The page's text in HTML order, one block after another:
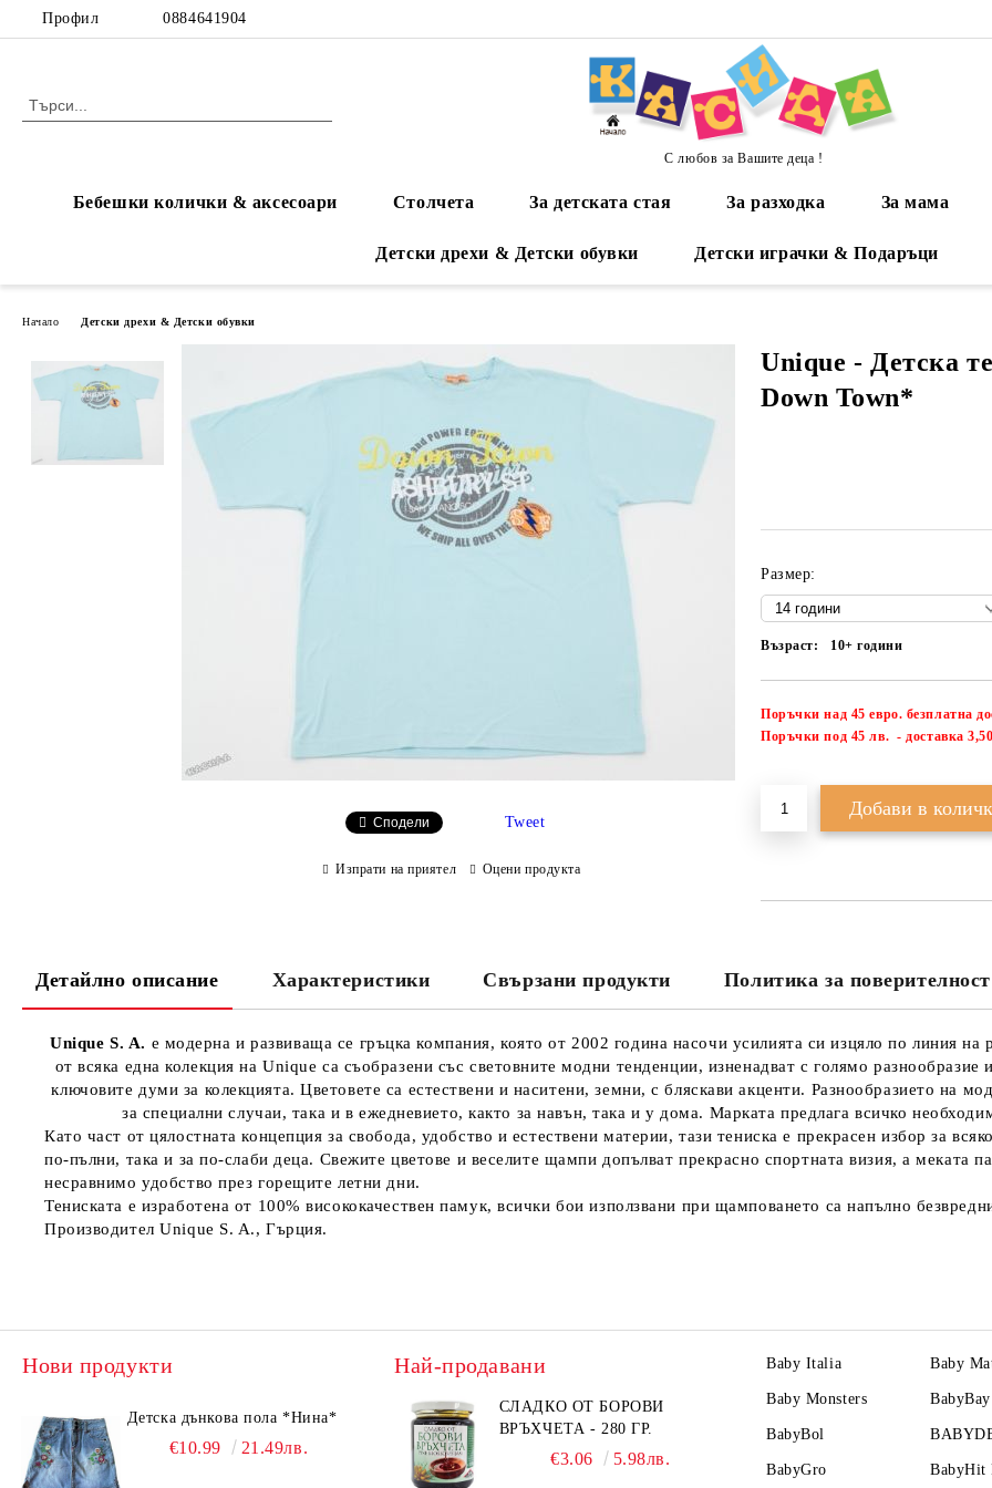
Профил 0884641904
С любов за Вашите деца !
Бебешки колички & аксесоари Столчета За детската стая За разходка За мама
Детски дрехи & Детски обувки Детски играчки & Подаръци
Начало Детски дрехи & Детски обувки
Unique - Детска
Down Town*
Размер:
Възраст: 10+ години
Поръчки над 45 евро. безплатна
Поръчки под 45 лв. - доставка
Сподели Tweet
Изпрати на приятел Оцени продукта
Детайлно описание Характеристики Свързани продукти Политика за поверителност
Unique S. A. е модерна и развиваща се гръцка компания, която от 2002 година насочи усилията си изцяло по линия
от всяка една колекция на Unique са съобразени със световните модни тенденции, изненадват с голямо разнообразие
ключовите думи за колекцията. Цветовете са естествени и наситени, земни, с бляскави акценти. Разнообразието на
за специални случаи, така и в ежедневието, както за навън, така и у дома. Марката предлага всичко
Като част от цялостната концепция за свобода, удобство и естествени материи, тази тениска е прекрасен избор за
по-пълни, така и за по-слаби деца. Свежите цветове и веселите щампи допълват прекрасно спортната визия, а меката
несравнимо удобство през горещите летни дни.
Тениската е изработена от 100% висококачествен памук, всички бои използвани при щамповането са напълно
Производител Unique S. A., Гърция.
Нови продукти
Детска дънкова пола *Нина*
€10.99 21.49лв.
Най-продавани
СЛАДКО ОТ БОРОВИ
ВРЪХЧЕТА - 280 ГР.
€3.06 5.98лв.
Baby Italia Baby
Baby Monsters BabyBay
BabyBol
BabyGro BabyHit